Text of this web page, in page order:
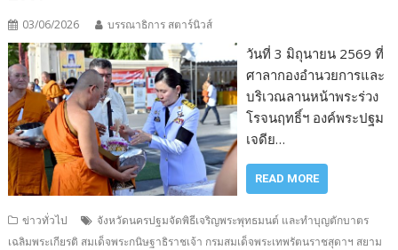
03/06/2026 บรรณาธิการ สตาร์นิวส์
วันที่ 3 มิถุนายน 2569 ที่
ศาลากองอำนวยการและ
บริเวณลานหน้าพระร่วง
โรจนฤทธิ์ฯ องค์พระปฐม
เจดีย…
READ MORE
ข่าวทั่วไป
จังหวัดนครปฐมจัดพิธีเจริญพระพุทธมนต์ และทำบุญตักบาตร
เฉลิมพระเกียรติ สมเด็จพระกนิษฐาธิราชเจ้า กรมสมเด็จพระเทพรัตนราชสุดาฯ สยาม